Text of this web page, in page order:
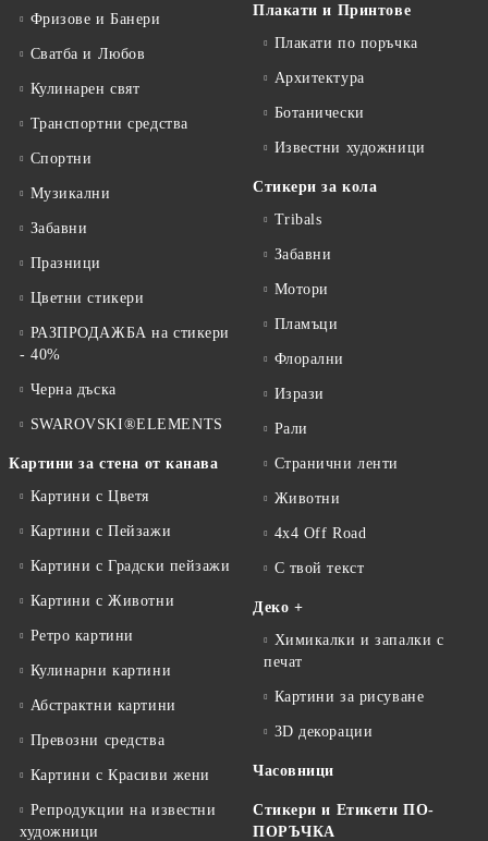
Фризове и Банери
Сватба и Любов
Кулинарен свят
Транспортни средства
Спортни
Музикални
Забавни
Празници
Цветни стикери
РАЗПРОДАЖБА на стикери
- 40%
Черна дъска
SWAROVSKI®ELEMENTS
Картини за стена от канава
Картини с Цветя
Картини с Пейзажи
Картини с Градски пейзажи
Картини с Животни
Ретро картини
Кулинарни картини
Абстрактни картини
Превозни средства
Картини с Красиви жени
Репродукции на известни
художници
Плакати и Принтове
Плакати по поръчка
Архитектура
Ботанически
Известни художници
Стикери за кола
Tribals
Забавни
Мотори
Пламъци
Флорални
Изрази
Рали
Странични ленти
Животни
4x4 Off Road
С твой текст
Деко +
Химикалки и запалки с
печат
Картини за рисуване
3D декорации
Часовници
Стикери и Етикети ПО-
ПОРЪЧКА